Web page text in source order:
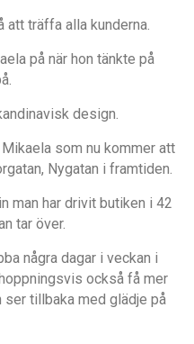
träffa alla kunderna.
på när hon tänkte på
design.
som nu kommer att
Nygatan i framtiden.
man har drivit butiken i 42
tar över.
några dagar i veckan i
också få mer
ser tillbaka med glädje på